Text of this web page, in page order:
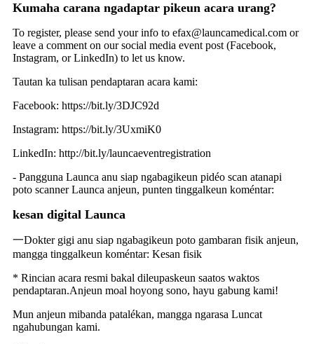
Kumaha carana ngadaptar pikeun acara urang?
To register, please send your info to efax@launcamedical.com or
leave a comment on our social media event post (Facebook,
Instagram, or LinkedIn) to let us know.
Tautan ka tulisan pendaptaran acara kami:
Facebook: https://bit.ly/3DJC92d
Instagram: https://bit.ly/3UxmiK0
LinkedIn: http://bit.ly/launcaeventregistration
- Pangguna Launca anu siap ngabagikeun pidéo scan atanapi
poto scanner Launca anjeun, punten tinggalkeun koméntar:
kesan digital Launca
一Dokter gigi anu siap ngabagikeun poto gambaran fisik anjeun,
mangga tinggalkeun koméntar: Kesan fisik
* Rincian acara resmi bakal dileupaskeun saatos waktos
pendaptaran.Anjeun moal hoyong sono, hayu gabung kami!
Mun anjeun mibanda patalékan, mangga ngarasa Luncat
ngahubungan kami.